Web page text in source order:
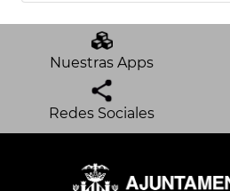
Nuestras Apps
Redes Sociales